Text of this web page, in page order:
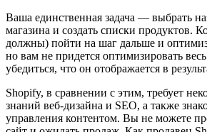
Ваша единственная задача — выбрать
магазина и создать списки продуктов.
должны) пойти на шаг дальше и
но вам не придется оптимизировать
убедиться, что он отображается в
Shopify, в сравнении с этим, требует
знаний веб-дизайна и SEO, а также
управления контентом. Вы не можете